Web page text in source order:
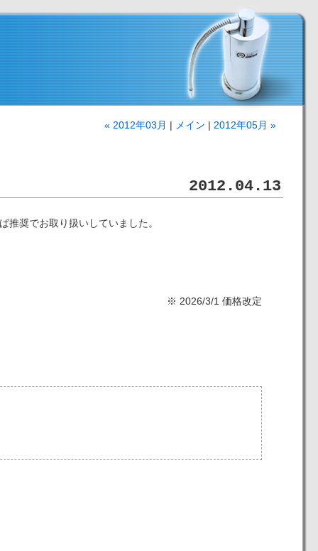
« 2012年03月 | メイン | 2012年05月 »
2012.04.13
奨でお取り扱いしていました。
※ 2026/3/1 価格改定